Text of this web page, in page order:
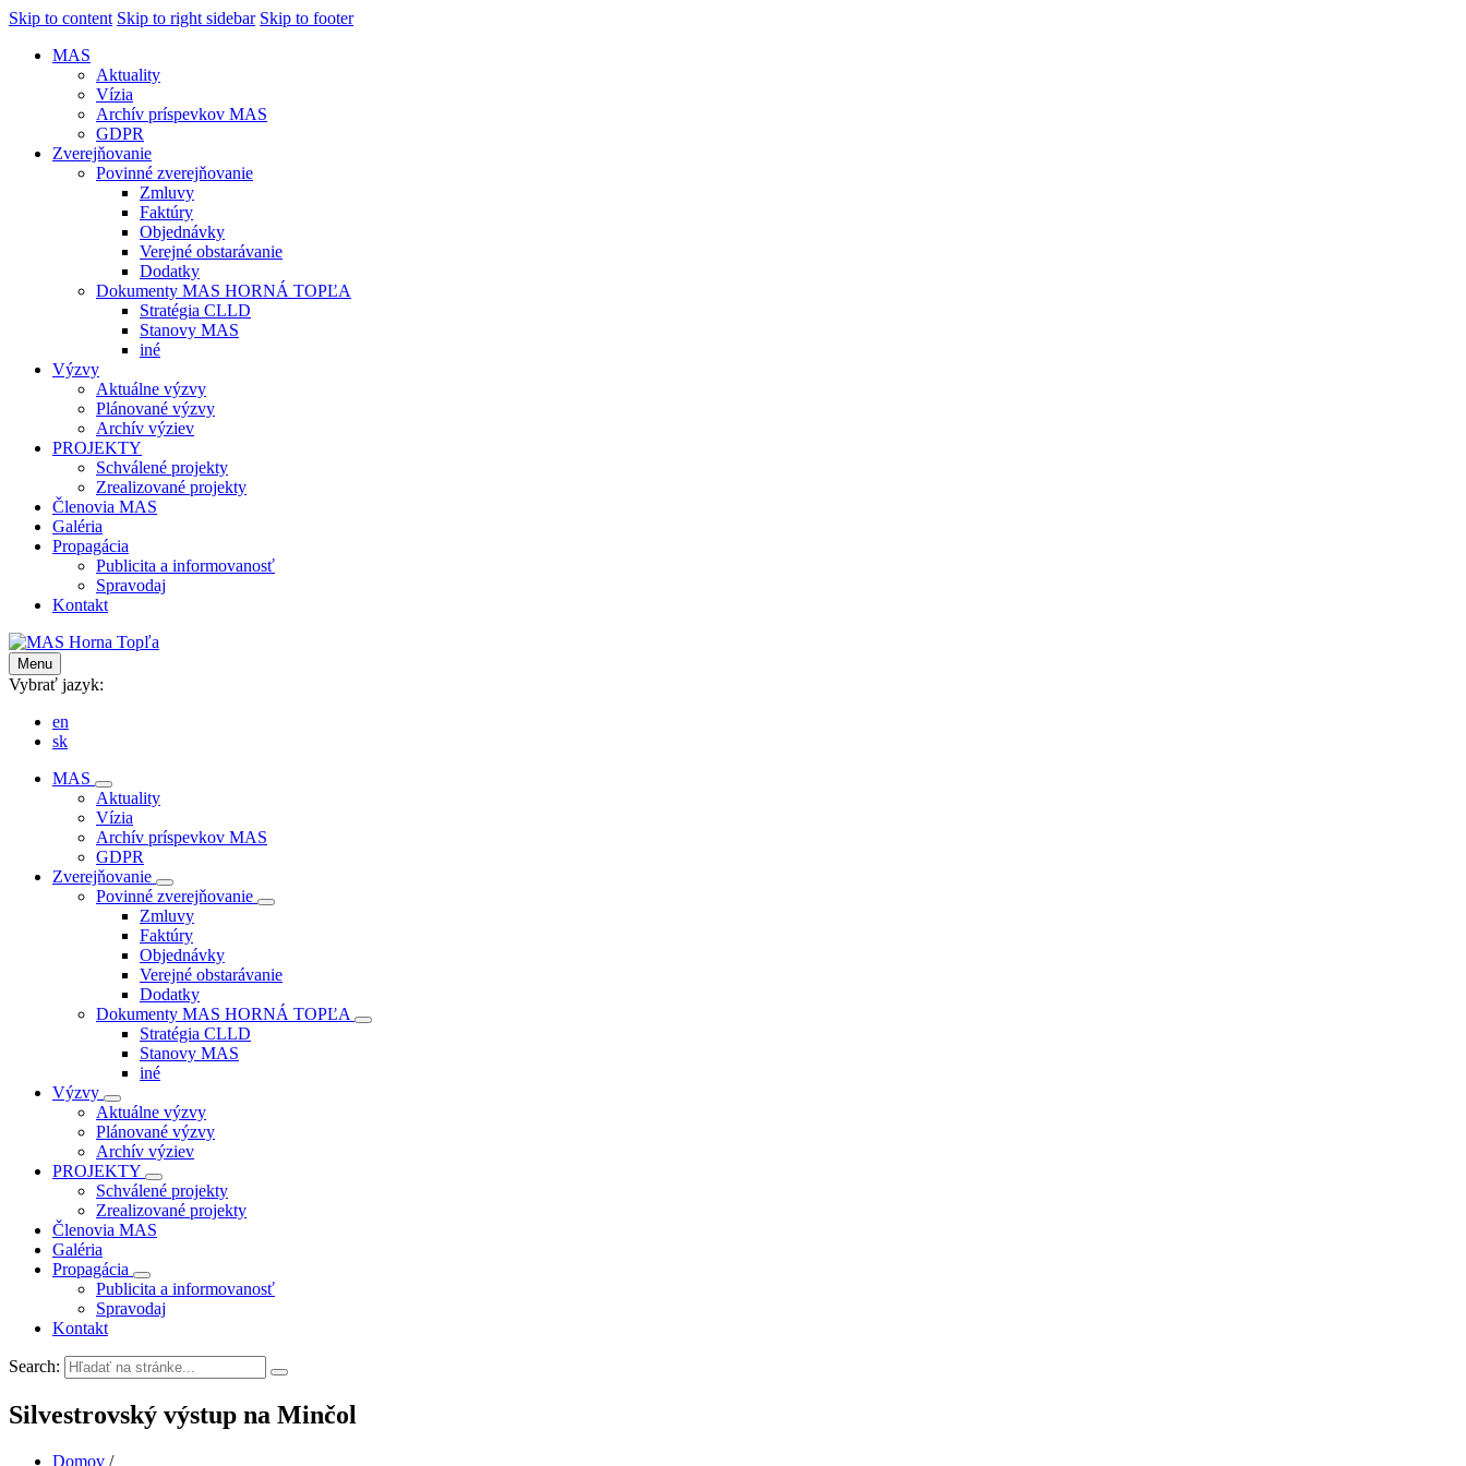
Skip to content Skip to right sidebar Skip to footer
MAS
Aktuality
Vízia
Archív príspevkov MAS
GDPR
Zverejňovanie
Povinné zverejňovanie
Zmluvy
Faktúry
Objednávky
Verejné obstarávanie
Dodatky
Dokumenty MAS HORNÁ TOPĽA
Stratégia CLLD
Stanovy MAS
iné
Výzvy
Aktuálne výzvy
Plánované výzvy
Archív výziev
PROJEKTY
Schválené projekty
Zrealizované projekty
Členovia MAS
Galéria
Propagácia
Publicita a informovanosť
Spravodaj
Kontakt
Menu
Vybrať jazyk:
en
sk
MAS
Aktuality
Vízia
Archív príspevkov MAS
GDPR
Zverejňovanie
Povinné zverejňovanie
Zmluvy
Faktúry
Objednávky
Verejné obstarávanie
Dodatky
Dokumenty MAS HORNÁ TOPĽA
Stratégia CLLD
Stanovy MAS
iné
Výzvy
Aktuálne výzvy
Plánované výzvy
Archív výziev
PROJEKTY
Schválené projekty
Zrealizované projekty
Členovia MAS
Galéria
Propagácia
Publicita a informovanosť
Spravodaj
Kontakt
Search:
Silvestrovský výstup na Minčol
Domov /